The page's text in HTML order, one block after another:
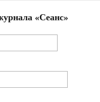
«Сеанс»